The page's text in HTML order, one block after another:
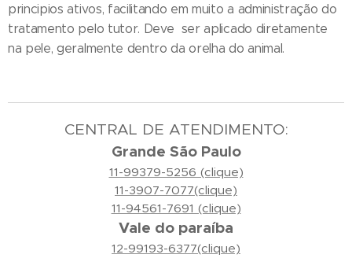
principios ativos, facilitando em muito a administração do
tratamento pelo tutor. Deve ser aplicado diretamente
na pele, geralmente dentro da orelha do animal.
CENTRAL DE ATENDIMENTO:
Grande São Paulo
11-99379-5256 (clique)
11-3907-7077(clique)
11-94561-7691 (clique)
Vale do paraíba
12-99193-6377(clique)